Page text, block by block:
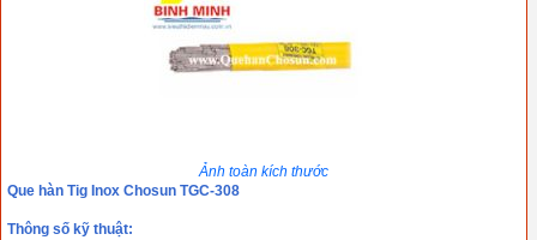
Ảnh toàn kích thước
Que hàn Tig Inox Chosun TGC-308
Thông số kỹ thuật: